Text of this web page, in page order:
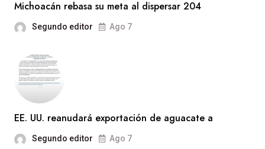
Michoacán rebasa su meta al dispersar 204
Segundo editor Ago 7
EE. UU. reanudará exportación de aguacate a
Segundo editor Ago 7